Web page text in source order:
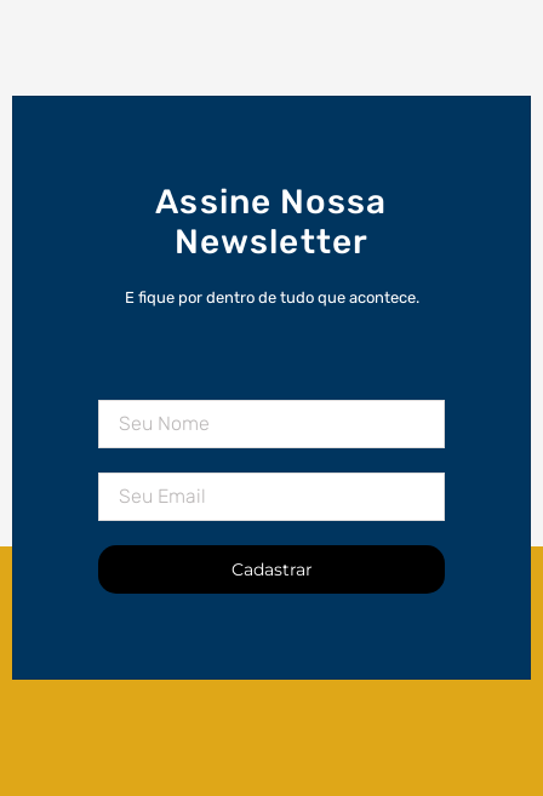
Assine Nossa
Newsletter
E fique por dentro de tudo que acontece.
Cadastrar